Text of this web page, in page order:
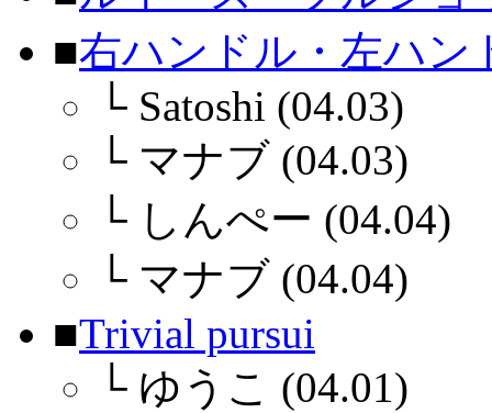
■右ハンドル・左ハン
└ Satoshi (04.03)
└ マナブ (04.03)
└ しんぺー (04.04)
└ マナブ (04.04)
■Trivial pursui
└ ゆうこ (04.01)